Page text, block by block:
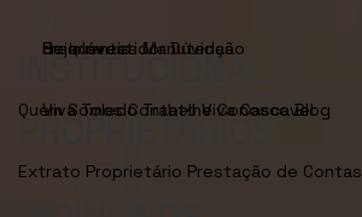
Seja Investidor
Dúvidas Frequentes
Manutenção de Imóveis
INSTITUCIONAL
Quem Somos Contato Viva Cascavel
Viva Toledo Trabalhe Conosco Blog
PROPRIETÁRIOS
Extrato Proprietário Prestação de Contas